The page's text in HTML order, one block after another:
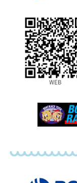
2021/
【モー
新型コ
大して
（火）
を休業
ご利用
ており
お掛け